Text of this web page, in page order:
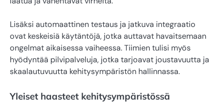
Lisäksi automaattinen testaus ja jatkuva integraatio
ovat keskeisiä käytäntöjä, jotka auttavat havaitsemaan
ongelmat aikaisessa vaiheessa. Tiimien tulisi myös
hyödyntää pilvipalveluja, jotka tarjoavat joustavuutta ja
skaalautuvuutta kehitysympäristön hallinnassa.
Yleiset haasteet kehitysympäristössä